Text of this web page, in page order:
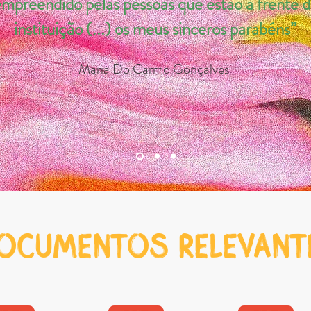
instituição (...) os meus sinceros parabéns”
Maria Do Carmo Gonçalves